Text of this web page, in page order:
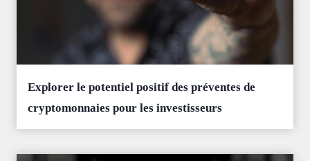
Explorer le potentiel positif des préventes de
cryptomonnaies pour les investisseurs